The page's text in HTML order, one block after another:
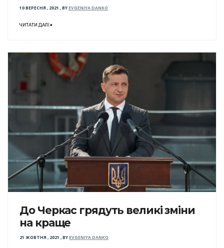
10 ВЕРЕСНЯ , 2021 ,BYEVGENIYA DANKO
ЧИТАТИ ДАЛІ
До Черкас грядуть великі зміни
на краще
21 ЖОВТНЯ , 2021 ,BYEVGENIYA DANKO